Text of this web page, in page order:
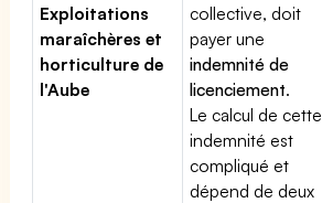
Exploitations
maraîchères et
horticulture de
l'Aube
collective, doit
payer une
indemnité de
licenciement.
Le calcul de cette
indemnité est
compliqué et
dépend de deux